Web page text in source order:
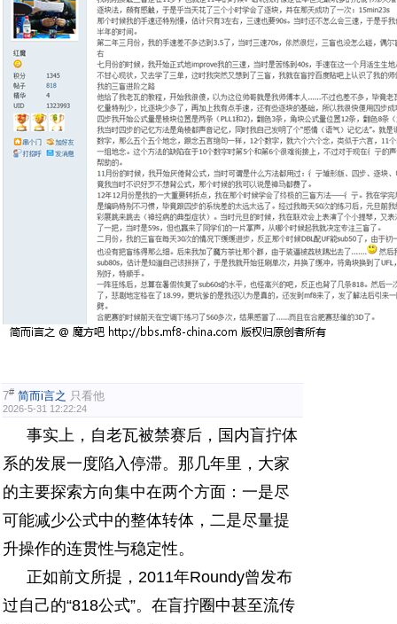
7# 简而i言之 只看他
2026-5-31 12:22:24
事实上，自老瓦被禁赛后，国内盲拧体
系的发展一度陷入停滞。那几年里，大家
的主要探索方向集中在两个方面：一是尽
可能减少公式中的整体转体，二是尽量提
升操作的连贯性与稳定性。
正如前文所提，2011年Roundy曾发布
过自己的“818公式”。在盲拧圈中甚至流传